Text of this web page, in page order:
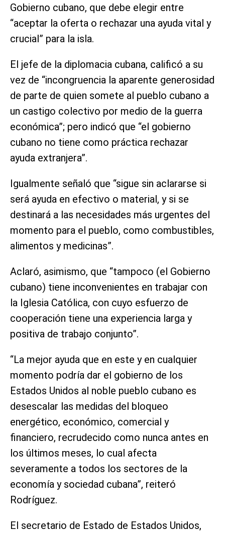
Gobierno cubano, que debe elegir entre
“aceptar la oferta o rechazar una ayuda vital y
crucial” para la isla.
El jefe de la diplomacia cubana, calificó a su
vez de “incongruencia la aparente generosidad
de parte de quien somete al pueblo cubano a
un castigo colectivo por medio de la guerra
económica”; pero indicó que “el gobierno
cubano no tiene como práctica rechazar
ayuda extranjera”.
Igualmente señaló que “sigue sin aclararse si
será ayuda en efectivo o material, y si se
destinará a las necesidades más urgentes del
momento para el pueblo, como combustibles,
alimentos y medicinas”.
Aclaró, asimismo, que “tampoco (el Gobierno
cubano) tiene inconvenientes en trabajar con
la Iglesia Católica, con cuyo esfuerzo de
cooperación tiene una experiencia larga y
positiva de trabajo conjunto”.
“La mejor ayuda que en este y en cualquier
momento podría dar el gobierno de los
Estados Unidos al noble pueblo cubano es
desescalar las medidas del bloqueo
energético, económico, comercial y
financiero, recrudecido como nunca antes en
los últimos meses, lo cual afecta
severamente a todos los sectores de la
economía y sociedad cubana”, reiteró
Rodríguez.
El secretario de Estado de Estados Unidos,